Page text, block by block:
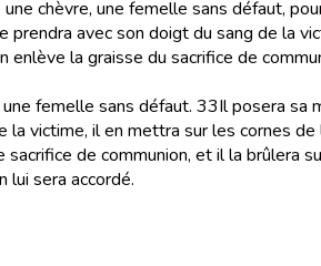
chèvre, une femelle sans défaut,
prendra avec son doigt du sang de la
la graisse du sacrifice de
une femelle sans défaut. 33Il posera sa
victime, il en mettra sur les cornes
de communion, et il la brûlera
lui sera accordé.